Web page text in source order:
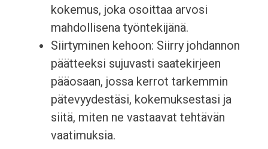
kokemus, joka osoittaa arvosi
mahdollisena työntekijänä.
Siirtyminen kehoon: Siirry johdannon
päätteeksi sujuvasti saatekirjeen
pääosaan, jossa kerrot tarkemmin
pätevyydestäsi, kokemuksestasi ja
siitä, miten ne vastaavat tehtävän
vaatimuksia.